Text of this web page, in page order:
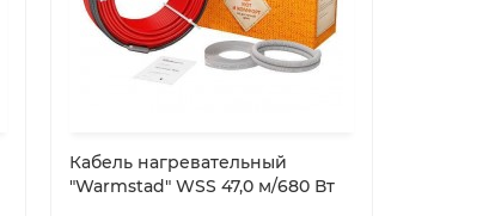
Кабель нагревательный
"Warmstad" WSS 47,0 м/680 Вт